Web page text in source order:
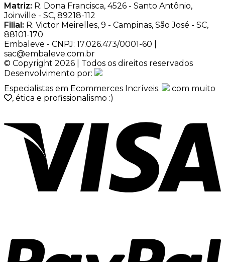
Matriz: R. Dona Francisca, 4526 - Santo Antônio,
Joinville - SC, 89218-112
Filial: R. Victor Meirelles, 9 - Campinas, São José - SC,
88101-170
Embaleve - CNPJ: 17.026.473/0001-60 |
sac@embaleve.com.br
© Copyright 2026 | Todos os direitos reservados
Desenvolvimento por:
Especialistas em Ecommerces Incríveis.
com muito
, ética e profissionalismo :)